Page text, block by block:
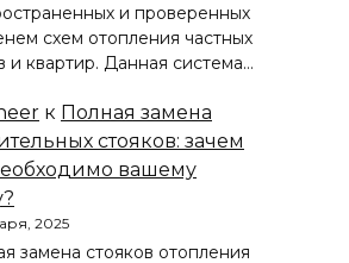
и проверенных
схем отопления частных
и квартир. Данная система…
к Полная замена
стояков: зачем
вашему
2025
замена стояков отопления